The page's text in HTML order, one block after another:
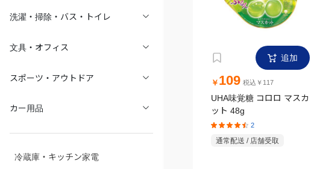
洗濯・掃除・バス・トイレ
文具・オフィス
スポーツ・アウトドア
カー用品
冷蔵庫・キッチン家電
追加
￥ 109 税込￥117
UHA味覚糖 コロロ マスカ
ット 48g
2
通常配送 / 店舗受取